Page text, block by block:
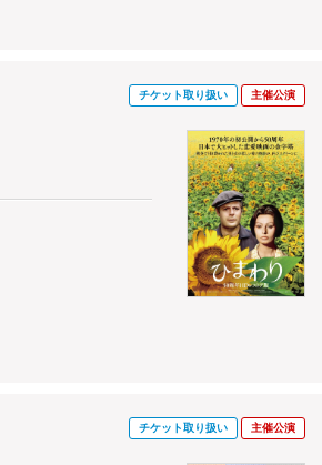
チケット取り扱い 主催公演
チケット取り扱い 主催公演